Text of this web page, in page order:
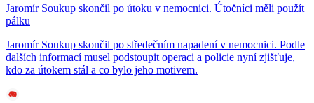
Jaromír Soukup skončil po útoku v nemocnici. Útočníci měli použít
pálku
Jaromír Soukup skončil po středečním napadení v nemocnici. Podle
dalších informací musel podstoupit operaci a policie nyní zjišťuje,
kdo za útokem stál a co bylo jeho motivem.